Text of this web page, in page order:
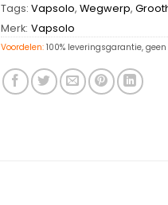
Tags: Vapsolo, Wegwerp,
Merk: Vapsolo
Voordelen: 100% leveringsgarantie,